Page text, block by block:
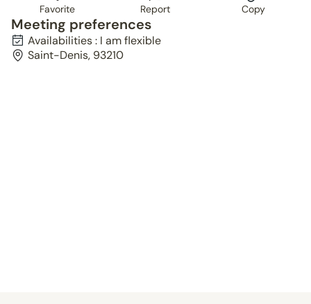
Favorite Report Copy
Meeting preferences
Availabilities : I am flexible
Saint-Denis, 93210